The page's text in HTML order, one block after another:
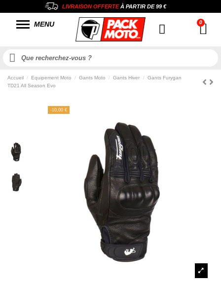
LIVRAISON OFFERTEÀ PARTIR DE99 €
MENU
Accueil Equipement Moto Gants Moto Gants Hiver
Gants Furygan
TD21 All Season Evo
-10,00 €